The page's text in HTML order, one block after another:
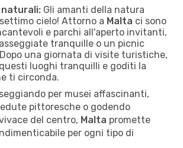
Gli amanti della natura
cielo! Attorno a Malta ci sono
e parchi all'aperto invitanti,
tranquille o un picnic
una giornata di visite turistiche,
luoghi tranquilli e goditi la
ti circonda.
per musei affascinanti,
pittoresche o godendo
del centro, Malta promette
per ogni tipo di